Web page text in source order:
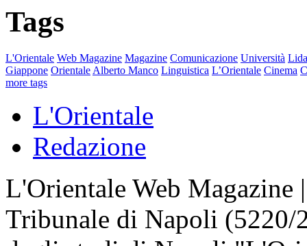
Tags
L'Orientale Web Magazine Magazine Comunicazione Università
Giappone Orientale Alberto Manco Linguistica L’Orientale Cinema
more tags
L'Orientale
Redazione
L'Orientale Web Magazine
Tribunale di Napoli